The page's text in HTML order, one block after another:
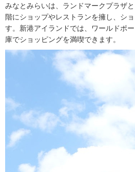
みなとみらいは、ランドマークプラザ
階にショップやレストランを擁し、シ
す。新港アイランドでは、ワールドポ
庫でショッピングを満喫できます。